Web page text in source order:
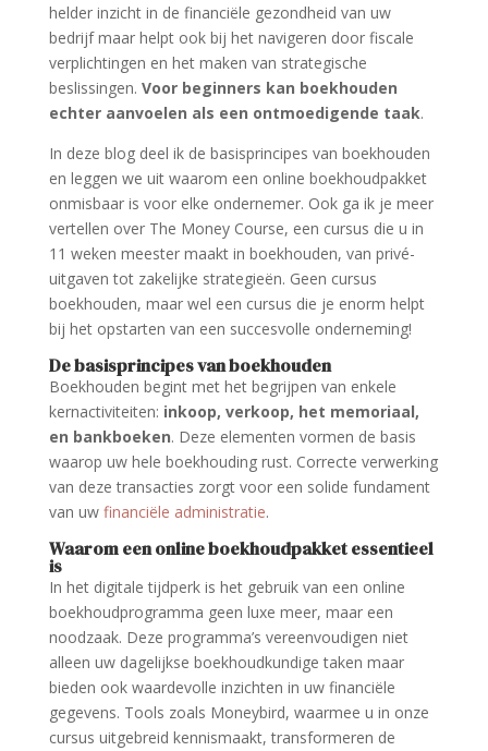
helder inzicht in de financiële gezondheid van uw
bedrijf maar helpt ook bij het navigeren door fiscale
verplichtingen en het maken van strategische
beslissingen. Voor beginners kan boekhouden
echter aanvoelen als een ontmoedigende taak.
In deze blog deel ik de basisprincipes van boekhouden
en leggen we uit waarom een online boekhoudpakket
onmisbaar is voor elke ondernemer. Ook ga ik je meer
vertellen over The Money Course, een cursus die u in
11 weken meester maakt in boekhouden, van privé-
uitgaven tot zakelijke strategieën. Geen cursus
boekhouden, maar wel een cursus die je enorm helpt
bij het opstarten van een succesvolle onderneming!
De basisprincipes van boekhouden
Boekhouden begint met het begrijpen van enkele
kernactiviteiten: inkoop, verkoop, het memoriaal,
en bankboeken. Deze elementen vormen de basis
waarop uw hele boekhouding rust. Correcte verwerking
van deze transacties zorgt voor een solide fundament
van uw financiële administratie.
Waarom een online boekhoudpakket essentieel
is
In het digitale tijdperk is het gebruik van een online
boekhoudprogramma geen luxe meer, maar een
noodzaak. Deze programma’s vereenvoudigen niet
alleen uw dagelijkse boekhoudkundige taken maar
bieden ook waardevolle inzichten in uw financiële
gegevens. Tools zoals Moneybird, waarmee u in onze
cursus uitgebreid kennismaakt, transformeren de